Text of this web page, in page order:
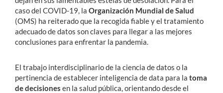
caso del COVID-19, la Organización Mundial de Salud
(OMS) ha reiterado que la recogida fiable y el tratamiento
adecuado de datos son claves para llegar a las mejores
conclusiones para enfrentar la pandemia.
El trabajo interdisciplinario de la ciencia de datos o la
pertinencia de establecer inteligencia de data para la toma
de decisiones en la salud pública, orientando desde el